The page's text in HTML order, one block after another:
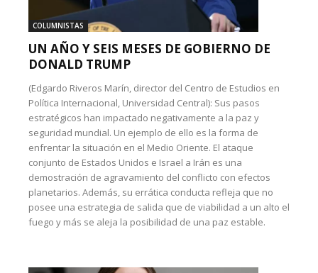
COLUMNISTAS
UN AÑO Y SEIS MESES DE GOBIERNO DE
DONALD TRUMP
(Edgardo Riveros Marín, director del Centro de Estudios en
Política Internacional, Universidad Central): Sus pasos
estratégicos han impactado negativamente a la paz y
seguridad mundial. Un ejemplo de ello es la forma de
enfrentar la situación en el Medio Oriente. El ataque
conjunto de Estados Unidos e Israel a Irán es una
demostración de agravamiento del conflicto con efectos
planetarios. Además, su errática conducta refleja que no
posee una estrategia de salida que de viabilidad a un alto el
fuego y más se aleja la posibilidad de una paz estable.